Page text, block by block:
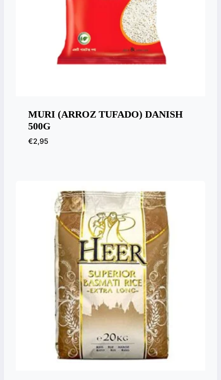
MURI (ARROZ TUFADO) DANISH
500G
€2,95